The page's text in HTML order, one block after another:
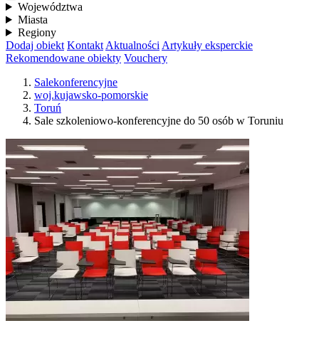
Województwa
Miasta
Regiony
Dodaj obiekt Kontakt Aktualności Artykuły eksperckie
Rekomendowane obiekty Vouchery
Salekonferencyjne
woj.kujawsko-pomorskie
Toruń
Sale szkoleniowo-konferencyjne do 50 osób w Toruniu